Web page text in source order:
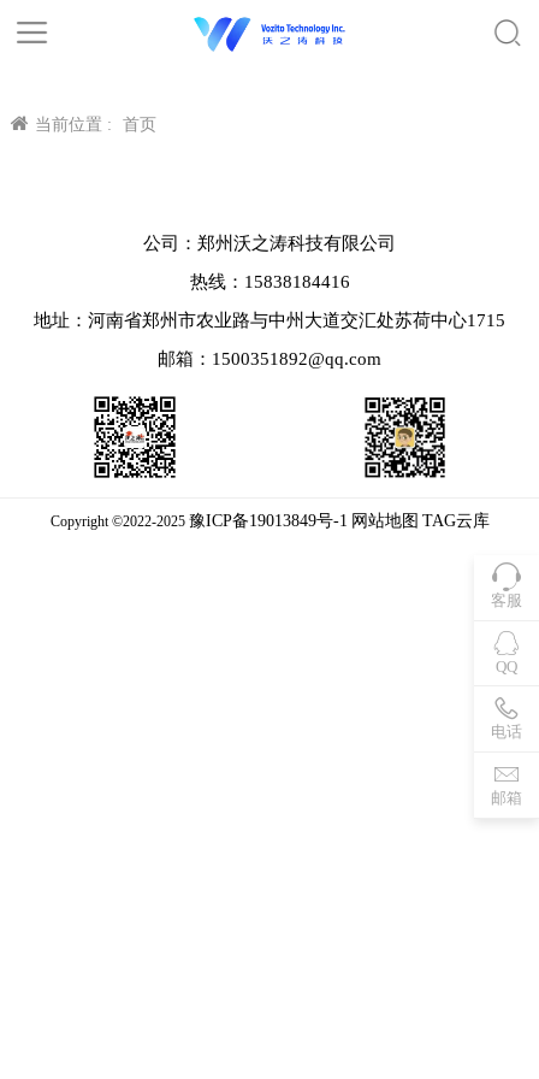
当前位置 : 首页
客服
QQ
电话
邮箱
公司：郑州沃之涛科技有限公司
热线：15838184416
地址：河南省郑州市农业路与中州大道交汇处苏荷中心1715
邮箱：1500351892@qq.com
Copyright ©2022-2025 豫ICP备19013849号-1 网站地图 TAG云库